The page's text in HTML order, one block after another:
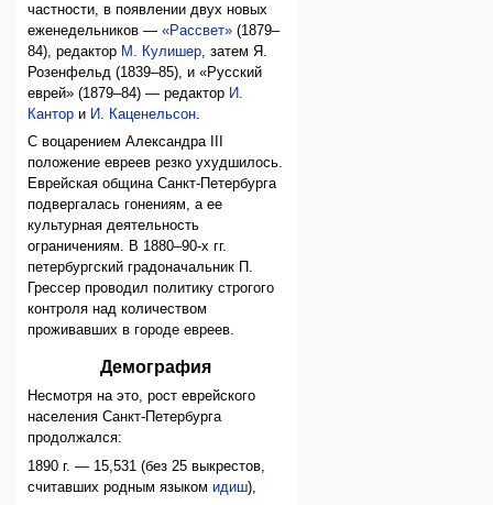
частности, в появлении двух новых
еженедельников —«Рассвет» (1879–
84), редактор М. Кулишер , затем Я.
Розенфельд (1839–85), и «Русский
еврей» (1879–84) — редактор И.
Кантор и И. Каценельсон
С воцарением Александра III
положение евреев резко ухудшилось.
Еврейская община Санкт-Петербурга
подвергалась гонениям, а ее
культурная деятельность
ограничениям. В 1880–90-х гг.
петербургский градоначальник П.
Грессер проводил политику строгого
контроля над количеством
проживавших в городе евреев.
Демография
Несмотря на это, рост еврейского
населения Санкт-Петербурга
продолжался:
1890 г. — 15,531 (без 25 выкрестов,
считавших родным языкомидиш),